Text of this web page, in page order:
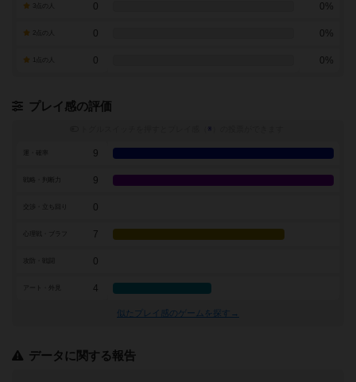
0 0%
0 0%
0 0%
プレイ感の評価
※
9
戦略・判断力 9
0
7
0
アート・外見 4
似たプレイ感のゲームを探す→
データに関する報告